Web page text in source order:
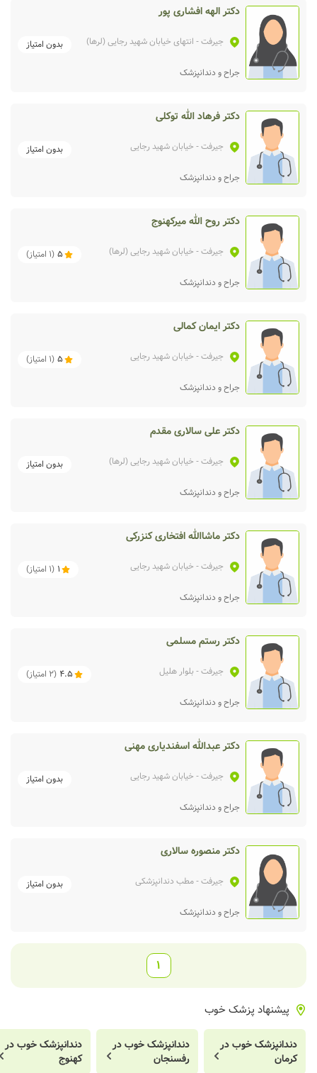
دکتر الهه افشاری پور
جیرفت- انتهای خیابان شهید رجایی (لرها) بدون امتیاز
جراح و دندانپزشک
دکتر فرهاد الله توکلی
جیرفت- خیابان شهید رجایی بدون امتیاز
جراح و دندانپزشک
دکتر روح الله میرکهنوج
جیرفت- خیابان شهید رجایی (لرها) 5
(
1 امتیاز)
جراح و دندانپزشک
دکتر ایمان کمالی
جیرفت- خیابان شهید رجایی 5
(
1 امتیاز)
جراح و دندانپزشک
دکتر علی سالاری مقدم
جیرفت- خیابان شهید رجایی (لرها) بدون امتیاز
جراح و دندانپزشک
دکتر ماشاالله افتخاری کنزرکی
جیرفت- خیابان شهید رجایی 1
(
1 امتیاز)
جراح و دندانپزشک
دکتر رستم مسلمی
جیرفت- بلوار هلیل 4.5
(
2 امتیاز)
جراح و دندانپزشک
دکتر عبدالله اسفندیاری مهنی
جیرفت- خیابان شهید رجایی بدون امتیاز
جراح و دندانپزشک
دکتر منصوره سالاری
جیرفت- مطب دندانپزشکی بدون امتیاز
جراح و دندانپزشک
1
پیشنهاد پزشک خوب
دندانپزشک خوب در
کرمان
دندانپزشک خوب در
رفسنجان
دندانپزشک خوب در
کهنوج